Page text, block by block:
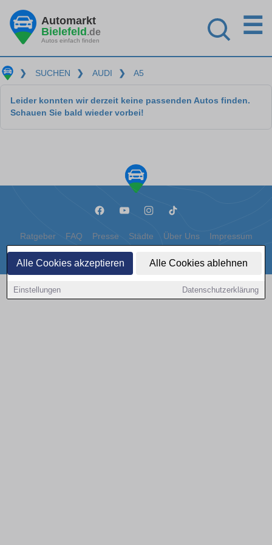
Alle Cookies akzeptieren Alle Cookies ablehnen
Einstellungen Datenschutzerklärung
Automarkt
Bielefeld.de
Autos einfach finden
☰
❯ SUCHEN ❯ AUDI ❯ A5
Leider konnten wir derzeit keine passenden Autos finden.
Schauen Sie bald wieder vorbei!
Ratgeber FAQ Presse Städte Über Uns Impressum
Datenschutz Cookies
Copyright © 2000 - 2026 | 1A Infosysteme GmbH | Content by: 1a-sites-autos